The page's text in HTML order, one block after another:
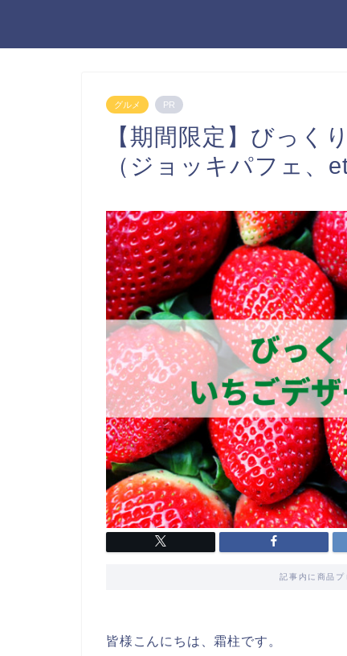
グルメ PR
【期間限定】びっく
（ジョッキパフェ、
記事内に商品
皆様こんにちは、霜柱です。